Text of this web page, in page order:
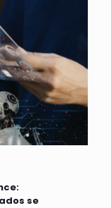
se